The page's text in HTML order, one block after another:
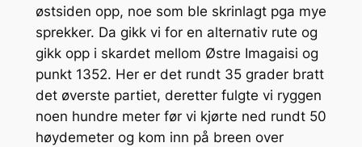
østsiden opp, noe som ble skrinlagt pga mye
sprekker. Da gikk vi for en alternativ rute og
gikk opp i skardet mellom Østre Imagaisi og
punkt 1352. Her er det rundt 35 grader bratt
det øverste partiet, deretter fulgte vi ryggen
noen hundre meter før vi kjørte ned rundt 50
høydemeter og kom inn på breen over